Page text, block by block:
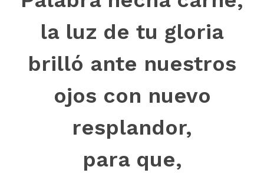
la luz de tu gloria
brilló ante nuestros
ojos con nuevo
resplandor,
para que,